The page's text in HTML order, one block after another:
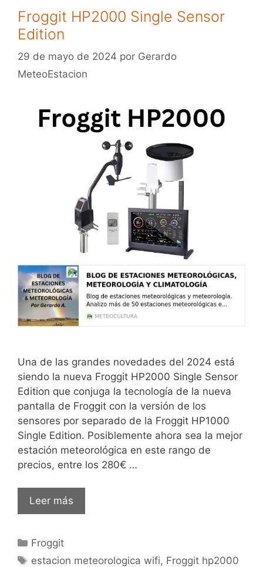
Froggit HP2000 Single Sensor
Edition
29 de mayo de 2024 por Gerardo
MeteoEstacion
Una de las grandes novedades del 2024 está
siendo la nueva Froggit HP2000 Single Sensor
Edition que conjuga la tecnología de la nueva
pantalla de Froggit con la versión de los
sensores por separado de la Froggit HP1000
Single Edition. Posiblemente ahora sea la mejor
estación meteorológica en este rango de
precios, entre los 280€ …
Leer más
HP2000
Edition
Categorías
Froggit
Etiquetas
estacion meteorologica wifi, Froggit hp2000